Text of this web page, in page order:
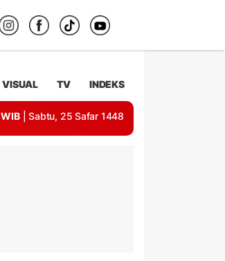
VISUAL TV INDEKS
| Sabtu, 25 Safar 1448